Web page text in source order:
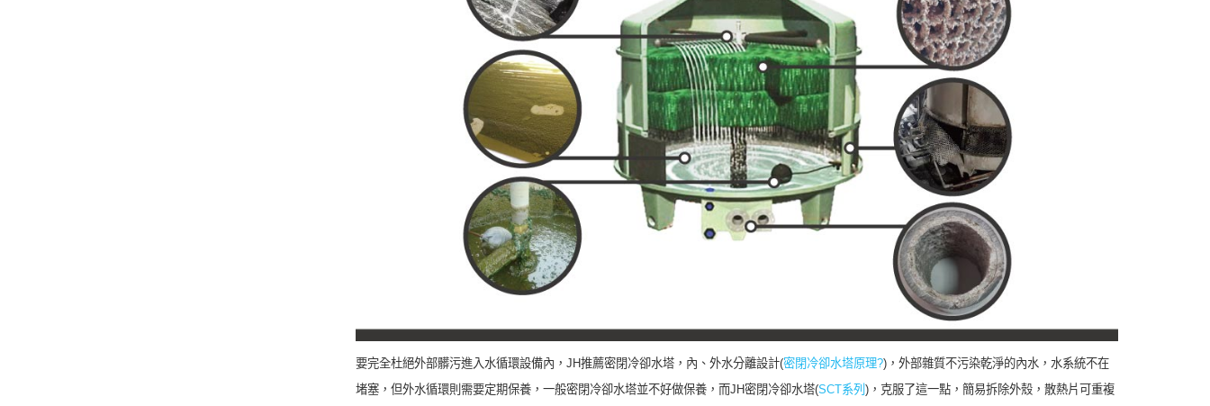
要完全杜絕外部髒污進入水循環設備內，JH推薦密閉冷卻水塔，內、外水分離設計(密閉冷卻水塔原理?)，外部雜質不污染乾淨的內水，水系統不在
堵塞，但外水循環則需要定期保養，一般密閉冷卻水塔並不好做保養，而JH密閉冷卻水塔(SCT系列 )，克服了這一點，簡易拆除外殼，散熱片可重複